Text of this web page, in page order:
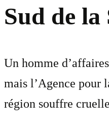
Sud de
Un homme
mais l’Agence pour
région souffre